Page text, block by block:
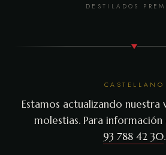
DESTILADOS
CASTELLANO
Estamos actualizando nuestra
molestias. Para
93 788 42 30.